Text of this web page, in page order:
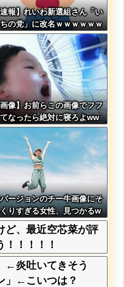
報】れいわ新選組さん「い
の党」に改名ｗｗｗｗｗｗ
画像】お前らこの画像でフフ
なったら絶対に寝ろよww
ージョンのチー牛画像にそ
りすぎる女性、見つかるw
ど、最近空芯菜が評
！！！！
←炎吐いてきそう
」←こいつは？